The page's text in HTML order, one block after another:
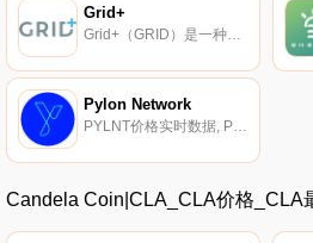
Grid+
Grid+（GRID）是一种加密货币,在以太坊平台上运行。Grid+目前的供应量为30000000份,流通量为39236491份。Grid+的最后已知价格为0.20818945美元,在过去24小时内上涨了0.00。它目前在5个活跃市场交易,在过去24小时内交易了0.00美元.
Pylon Network
PYLNT价格实时数据, Pylon Network（$PYLNT）由西班牙的一个团队于2017年7月30日推出,旨在提高分布式资产在能源市场的参与度,以便高效传输数据,跟踪和认证能源来源,并提高客户参与度,包括提供新的数字能源服务.
Candela Coin|CLA_CLA价格_CLA